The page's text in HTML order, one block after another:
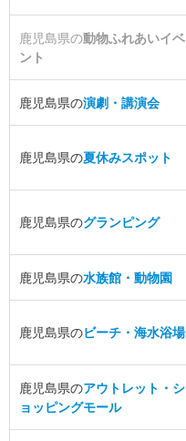
鹿児島県の動物ふれあいイベ
ント
鹿児島県の演劇・講演会
鹿児島県の夏休みスポット
鹿児島県のグランピング
鹿児島県の水族館・動物園
鹿児島県のビーチ・海水浴場
鹿児島県のアウトレット・シ
ョッピングモール